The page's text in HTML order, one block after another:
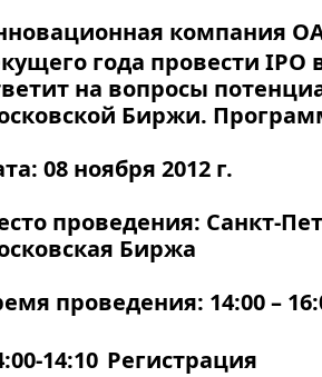
компания
года провести
на вопросы
Биржи.
08 ноября 2012 г.
проведения: Санкт-
Биржа
проведения: 14:00 –
14:10 Регистрация